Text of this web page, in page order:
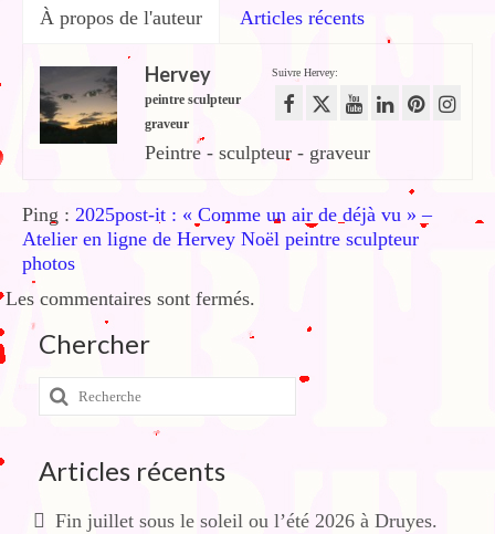
À propos de l'auteur Articles récents
Suivre Hervey:
Hervey
peintre sculpteur
graveur
Peintre - sculpteur - graveur
Ping : 2025post-it : « Comme un air de déjà vu » –
Atelier en ligne de Hervey Noël peintre sculpteur
photos
Les commentaires sont fermés.
Chercher
Rechercher
:
Articles récents
Fin juillet sous le soleil ou l’été 2026 à Druyes.